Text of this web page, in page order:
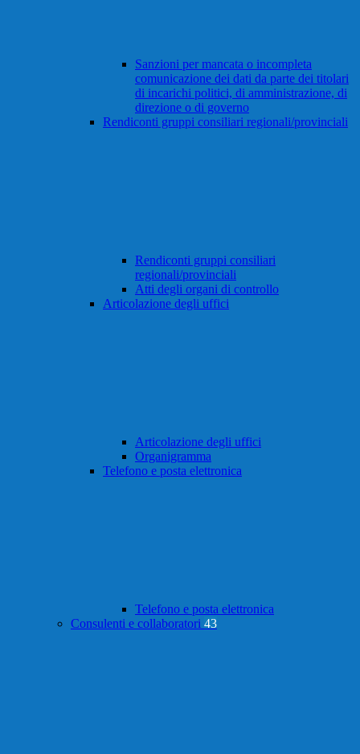
Sanzioni per mancata o incompleta
comunicazione dei dati da parte dei titolari
di incarichi politici, di amministrazione, di
direzione o di governo
Rendiconti gruppi consiliari regionali/provinciali
Rendiconti gruppi consiliari
regionali/provinciali
Atti degli organi di controllo
Articolazione degli uffici
Articolazione degli uffici
Organigramma
Telefono e posta elettronica
Telefono e posta elettronica
Consulenti e collaboratori 43